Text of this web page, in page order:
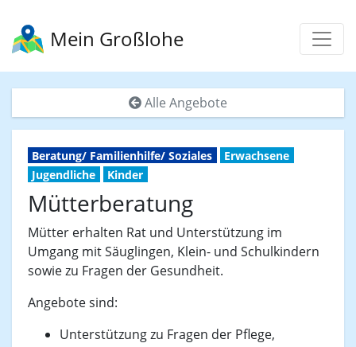
Mein Großlohe
Alle Angebote
Beratung/ Familienhilfe/ Soziales
Erwachsene
Jugendliche
Kinder
Mütterberatung
Mütter erhalten Rat und Unterstützung im
Umgang mit Säuglingen, Klein- und Schulkindern
sowie zu Fragen der Gesundheit.
Angebote sind:
Unterstützung zu Fragen der Pflege,